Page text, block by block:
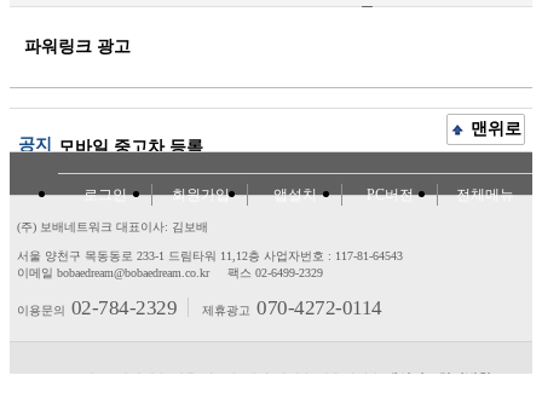
고
파워링크 광고
공지 모바일 중고차 등록
맨위로
로그인 회원가입 앱설치 PC버전 전체메뉴
(주) 보배네트워크 대표이사: 김보배
서울 양천구 목동동로 233-1 드림타워 11,12층 사업자번호 : 117-81-64543
이메일 bobaedream@bobaedream.co.kr
팩스 02-6499-2329
이용문의 02-784-2329 제휴광고 070-4272-0114
고객센터 제휴/광고 제안/건의 이용약관 개인정보처리방침